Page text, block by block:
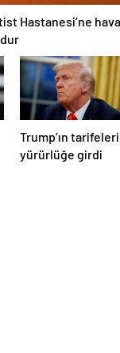
Hastanesi’ne hava
Trump’ın tarifeleri
yürürlüğe girdi